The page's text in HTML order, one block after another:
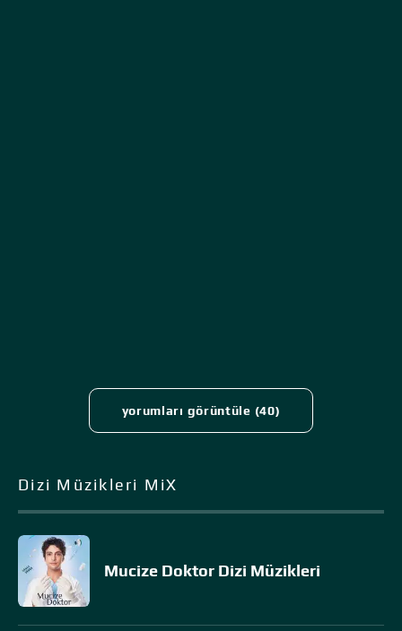
yorumları görüntüle (40)
Dizi Müzikleri MiX
Mucize Doktor Dizi Müzikleri